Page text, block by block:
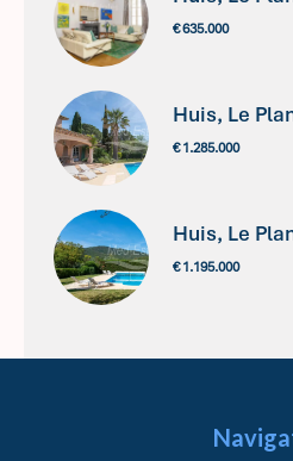
€ 635.000
Huis, Le
€ 1.285.000
Huis, Le
€ 1.195.000